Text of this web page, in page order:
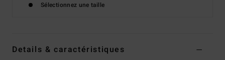
Sélectionnez une taille
Details & caractéristiques